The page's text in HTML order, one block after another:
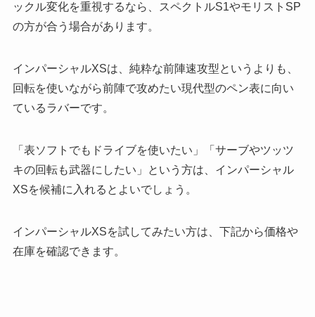
ックル変化を重視するなら、スペクトルS1やモリストSP
の方が合う場合があります。
インパーシャルXSは、純粋な前陣速攻型というよりも、
回転を使いながら前陣で攻めたい現代型のペン表に向い
ているラバーです。
「表ソフトでもドライブを使いたい」「サーブやツッツ
キの回転も武器にしたい」という方は、インパーシャル
XSを候補に入れるとよいでしょう。
インパーシャルXSを試してみたい方は、下記から価格や
在庫を確認できます。